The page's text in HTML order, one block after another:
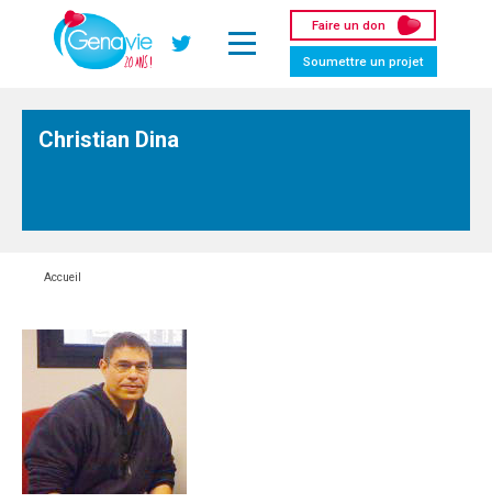
Twitter
Faire un don
Soumettre un projet
Christian Dina
Accueil
Panneau de gestion des cookies